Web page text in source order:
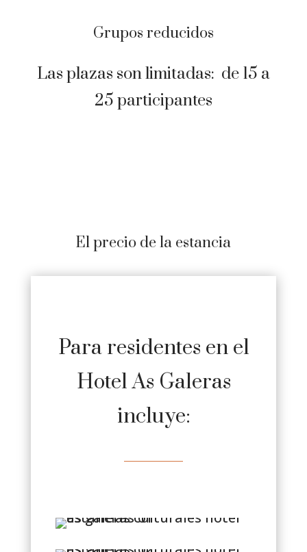
Grupos reducidos
Las plazas son limitadas: de 15 a
25 participantes
El precio de la estancia
Para residentes en el
Hotel As Galeras
incluye: